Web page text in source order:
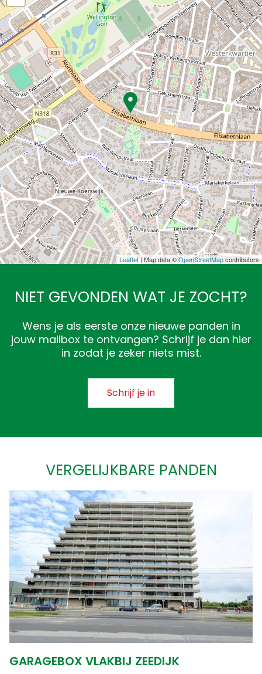
Leaflet| Map data ©OpenStreetMapcontributors
NIET GEVONDEN WAT JE ZOCHT?
Wens je als eerste onze nieuwe panden in
jouw mailbox te ontvangen? Schrijf je dan hier
in zodat je zeker niets mist.
Schrijf je in
VERGELIJKBARE PANDEN
GARAGEBOX VLAKBIJ ZEEDIJK